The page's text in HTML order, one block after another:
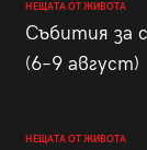
НЕЩАТА ОТ ЖИВОТА
Събития за
(6–9 август)
НЕЩАТА ОТ ЖИВОТА